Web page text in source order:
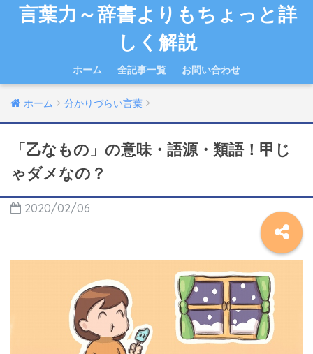
言葉力～辞書よりもちょっと詳
しく解説
ホーム 全記事一覧 お問い合わせ
ホーム 分かりづらい言葉
「乙なもの」の意味・語源・類語！甲じ
ゃダメなの？
2020/02/06